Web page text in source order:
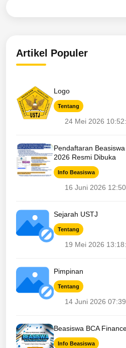
Artikel Populer
Logo
Tentang
24 Mei 2026
Pendaftaran
2026 Resmi Dibuka
Info Beasiswa
16 Juni 2026
Sejarah USTJ
Tentang
19 Mei 2026
Pimpinan
Tentang
14 Juni 2026
Beasiswa BCA
Info Beasiswa